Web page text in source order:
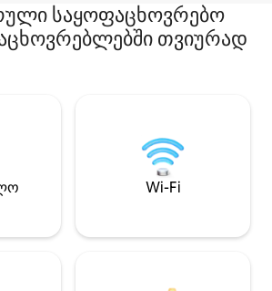
საყოფაცხოვრებო
თვიურად
Wi-Fi